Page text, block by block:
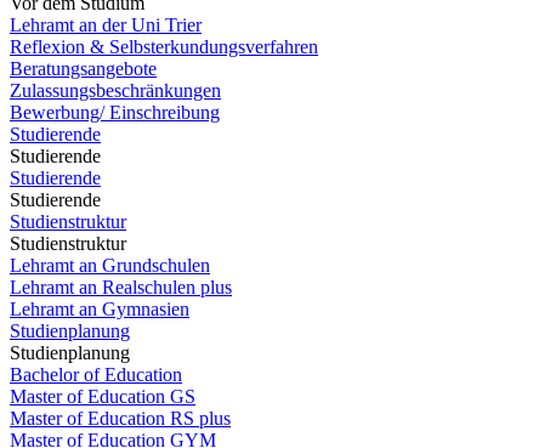
Lehramt an der Uni Trier
Reflexion & Selbsterkundungsverfahren
Beratungsangebote
Zulassungsbeschränkungen
Bewerbung/ Einschreibung
Studierende
Studierende
Studierende
Studierende
Studienstruktur
Studienstruktur
Lehramt an Grundschulen
Lehramt an Realschulen plus
Lehramt an Gymnasien
Studienplanung
Studienplanung
Bachelor of Education
Master of Education GS
Master of Education RS plus
Master of Education GYM